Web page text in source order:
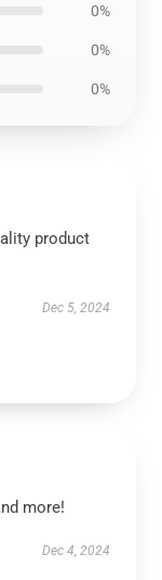
0%
0%
0%
product
Dec 5, 2024
more!
Dec 4, 2024